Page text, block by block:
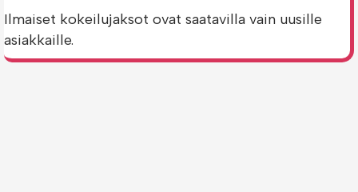
Ilmaiset kokeilujaksot ovat saatavilla vain uusille
asiakkaille.